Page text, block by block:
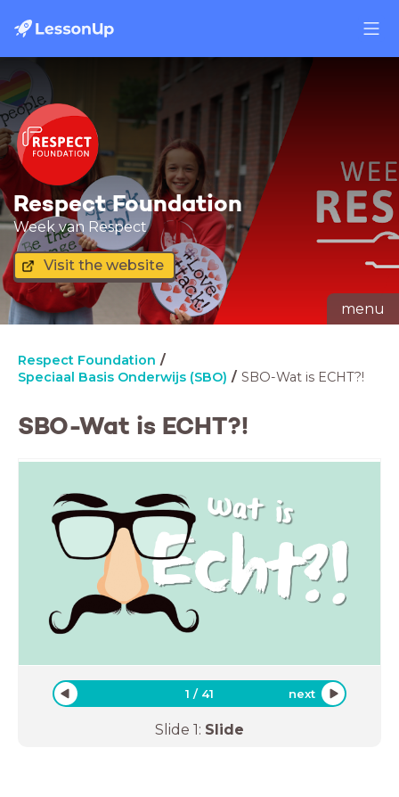
Respect Foundation
Week van Respect
Visit the website
menu
Respect Foundation
Speciaal Basis Onderwijs (SBO)
SBO-Wat is ECHT?!
SBO-Wat is ECHT?!
1 / 41 next
Slide 1: Slide